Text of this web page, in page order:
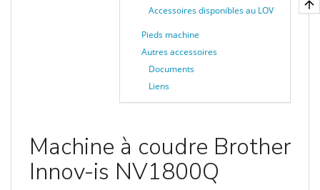
Accessoires disponibles au LOV
Pieds machine
Autres accessoires
Documents
Liens
Machine à coudre Brother
Innov-is NV1800Q